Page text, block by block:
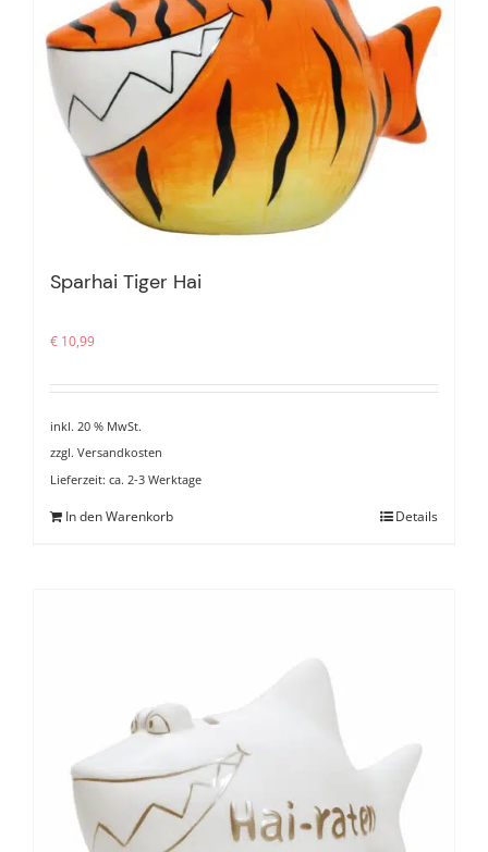
Sparhai Tiger Hai
€ 10,99
inkl. 20 % MwSt.
zzgl. Versandkosten
Lieferzeit: ca. 2-3 Werktage
In den Warenkorb Details